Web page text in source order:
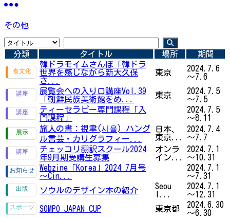
その他
分類 タイトル 場所
期間
韓ドラモイムさんぽ「韓ドラ
世界を感じながら新大久保
さ...
東京
2024.7.6
～7.6
展覧会への入り口講座Vol.39
「朝鮮民族美術館をめ...
東京
2024.7.5
～7.5
ティーセラピー専門課程「入
門課程」
2024.7.5
～8.11
旅人の書：視聿(시율) ハング
ル書芸・カリグラフィー...
日本、
東京...
2024.7.4
～7.7
チェッコリ翻訳スクール2024
年9月期受講生募集
オンラ
イン...
2024.7.1
～10.31
Webzine「Korea」2024 7月号
～Cin...
2024.7.1
～7.31
ソウルのデザイン本の紹介
Seou
l...
2024.7.1
～12.31
SOMPO JAPAN CUP
東京都
2024.6.30
～6.30